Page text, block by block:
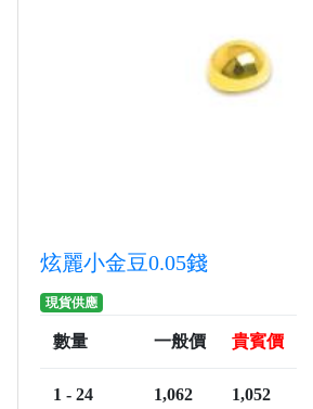
炫麗小金豆0.05錢
現貨供應
數量 一般價 貴賓價
1 - 24 1,062 1,052